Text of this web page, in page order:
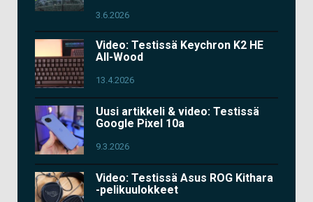
3.6.2026
Video: Testissä Keychron K2 HE
All-Wood
13.4.2026
Uusi artikkeli & video: Testissä
Google Pixel 10a
9.3.2026
Video: Testissä Asus ROG Kithara
-pelikuulokkeet